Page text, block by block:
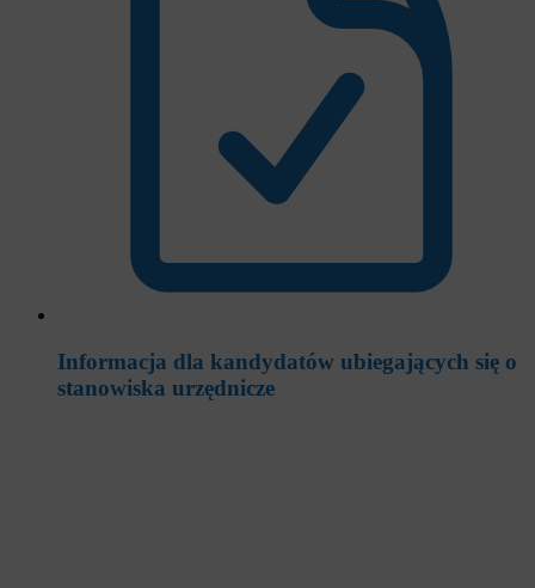
Informacja dla kandydatów ubiegających się o
stanowiska urzędnicze